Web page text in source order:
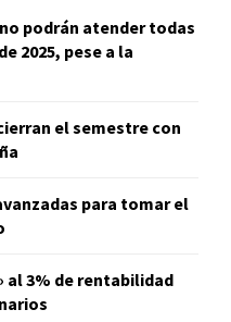
podrán atender todas
2025, pese a la
el semestre con
para tomar el
al 3% de rentabilidad